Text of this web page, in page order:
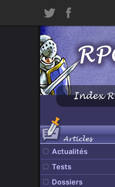
Twitter
Facebook
Index
Menu
Principal
Articles
Actualités
Tests
Dossiers